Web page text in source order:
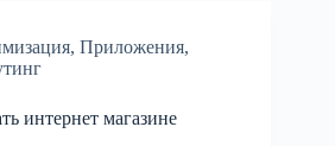
, Приложения,
интернет магазине